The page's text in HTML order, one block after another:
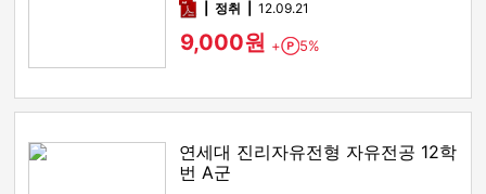
pdf정취 12.09.21
9,000원 + Point
5%
연세대 진리자유전형 자유전공 12학
번 A군